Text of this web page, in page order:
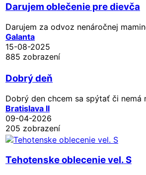
Darujem oblečenie pre dievča
Darujem za odvoz nenáročnej
Galanta
15-08-2025
885 zobrazení
Dobrý deň
Dobrý den chcem sa spýtať či
Bratislava II
09-04-2026
205 zobrazení
Tehotenske oblecenie vel. S